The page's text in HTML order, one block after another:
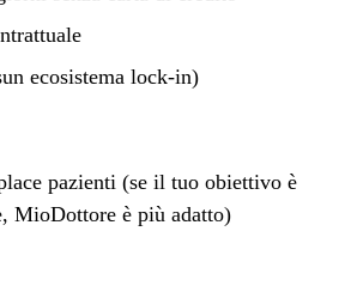
ecosistema lock-in)
pazienti (se il tuo obiettivo è
MioDottore è più adatto)